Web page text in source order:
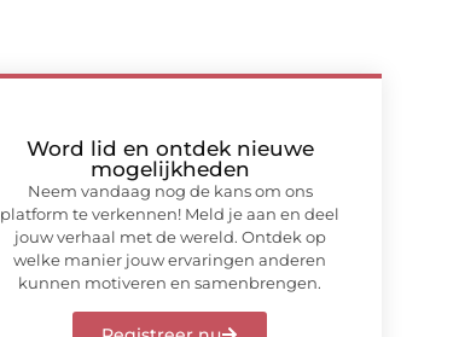
Word lid en ontdek nieuwe
mogelijkheden
Neem vandaag nog de kans om ons
platform te verkennen! Meld je aan en deel
jouw verhaal met de wereld. Ontdek op
welke manier jouw ervaringen anderen
kunnen motiveren en samenbrengen.